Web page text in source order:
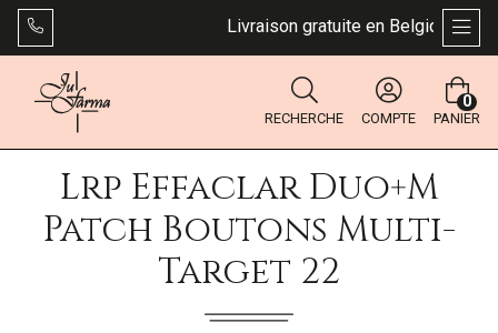
Livraison gratuite en Belgique dès
RECHERCHE COMPTE PANIER
0
Lrp Effaclar Duo+m
Patch Boutons Multi-
Target 22